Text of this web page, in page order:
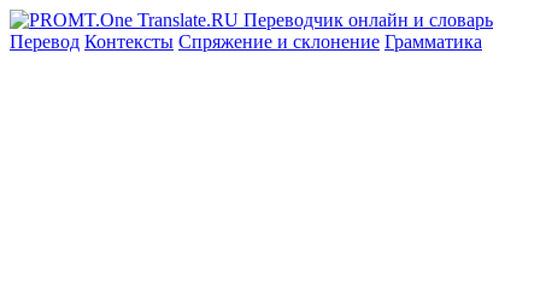
Перевод Контексты Спряжение и склонение Грамматика